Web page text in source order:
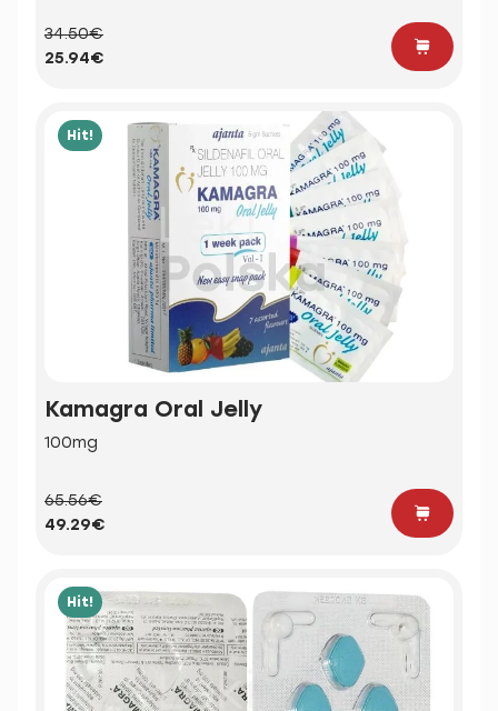
34.50€
25.94€
Hit!
Kamagra Oral Jelly
100mg
65.56€
49.29€
Hit!